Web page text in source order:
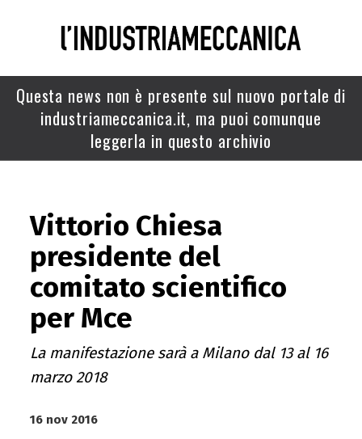
Questa news non è presente sul nuovo portale di
industriameccanica.it, ma puoi comunque
leggerla in questo archivio
Vittorio Chiesa
presidente del
comitato scientifico
per Mce
La manifestazione sarà a Milano dal 13 al 16
marzo 2018
16 nov 2016